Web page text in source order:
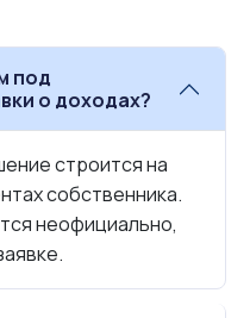
под
о доходах?
строится на
собственника.
неофициально,